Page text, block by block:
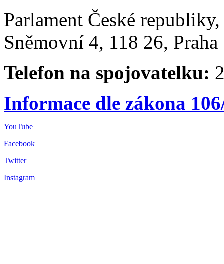
Parlament České
Sněmovní 4, 118 26,
Telefon na spojovatelku:
Informace dle zákona
YouTube
Facebook
Twitter
Instagram